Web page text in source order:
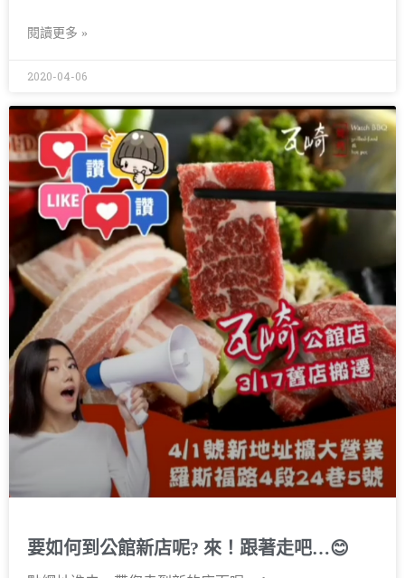
閱讀更多 »
2020-04-06
要如何到公館新店呢? 來！跟著走吧…😊